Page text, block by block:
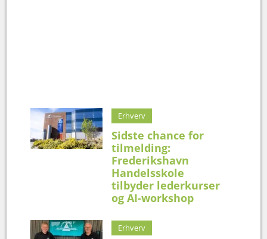
Erhverv
Sidste chance for
tilmelding:
Frederikshavn
Handelsskole
tilbyder lederkurser
og AI-workshop
Erhverv